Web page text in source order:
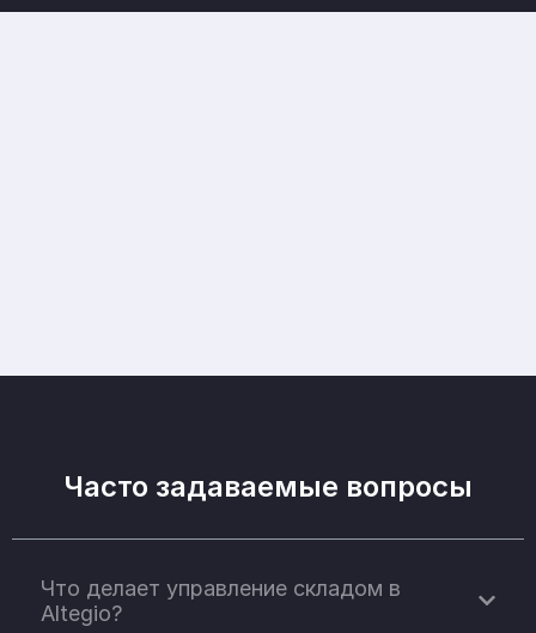
Часто задаваемые вопросы
Что делает управление складом в
Altegio?